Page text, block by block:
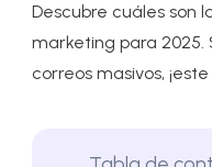
Descubre cuáles son
marketing para 2025.
correos masivos,